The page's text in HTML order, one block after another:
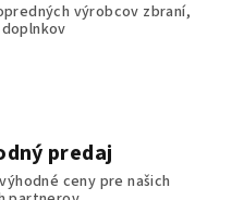
výrobcov zbraní,
predaj
ceny pre našich